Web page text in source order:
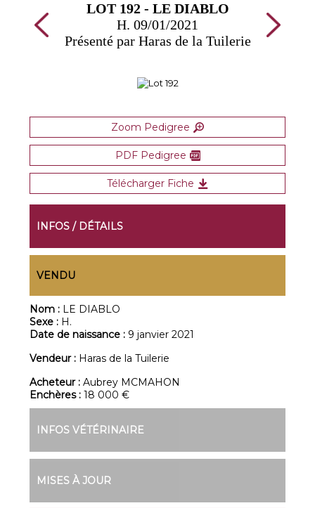
LOT 192 - LE DIABLO
H. 09/01/2021
Présenté par Haras de la Tuilerie
Zoom Pedigree
PDF Pedigree
Télécharger Fiche
INFOS / DÉTAILS
VENDU
Nom : LE DIABLO
Sexe : H.
Date de naissance : 9 janvier 2021
Vendeur : Haras de la Tuilerie
Acheteur :Aubrey MCMAHON
Enchères :18 000 €
INFOS VÉTÉRINAIRE
MISES À JOUR